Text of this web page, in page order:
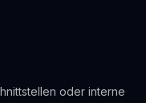
oder interne